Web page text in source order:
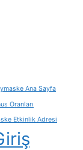
Ana Sayfa
Oranları
Etkinlik Adresi